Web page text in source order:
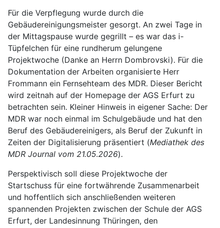
Für die Verpflegung wurde durch die
Gebäudereinigungsmeister gesorgt. An zwei Tage in
der Mittagspause wurde gegrillt – es war das i-
Tüpfelchen für eine rundherum gelungene
Projektwoche (Danke an Herrn Dombrovski). Für die
Dokumentation der Arbeiten organisierte Herr
Frommann ein Fernsehteam des MDR. Dieser Bericht
wird zeitnah auf der Homepage der AGS Erfurt zu
betrachten sein. Kleiner Hinweis in eigener Sache: Der
MDR war noch einmal im Schulgebäude und hat den
Beruf des Gebäudereinigers, als Beruf der Zukunft in
Zeiten der Digitalisierung präsentiert (Mediathek des
MDR Journal vom 21.05.2026).
Perspektivisch soll diese Projektwoche der
Startschuss für eine fortwährende Zusammenarbeit
und hoffentlich sich anschließenden weiteren
spannenden Projekten zwischen der Schule der AGS
Erfurt, der Landesinnung Thüringen, den